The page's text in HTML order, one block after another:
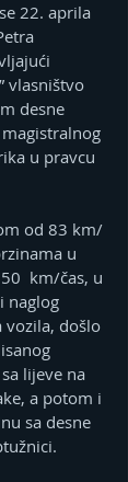
22. aprila
vlasništvo
desne
u pravcu
od 83 km/
u
km/čas, u
naglog
vozila, došlo
lijeve na
a potom i
sa desne